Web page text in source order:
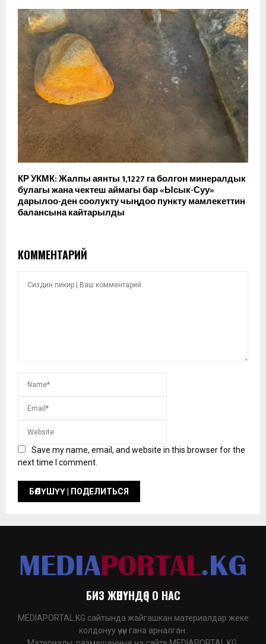
КР УКМК: Жалпы аянты 1,1227 га болгон минералдык
булагы жана чектеш аймагы бар «Ысык-Суу»
дарылоо-ден соолукту чыңдоо пункту мамлекеттин
балансына кайтарылды
КОММЕНТАРИЙ
Save my name, email, and website in this browser for the
next time I comment.
БИЗ ЖӨНҮНДӨ | О НАС
MEDIAPORTAL.KG сайтында жайгашкан материалдар жеке
колдонуу үчүн гана арналган.